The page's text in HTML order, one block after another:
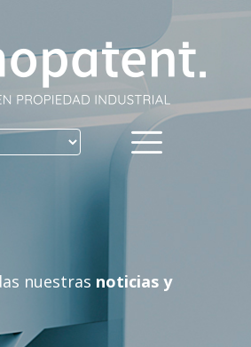
nuestras noticias y